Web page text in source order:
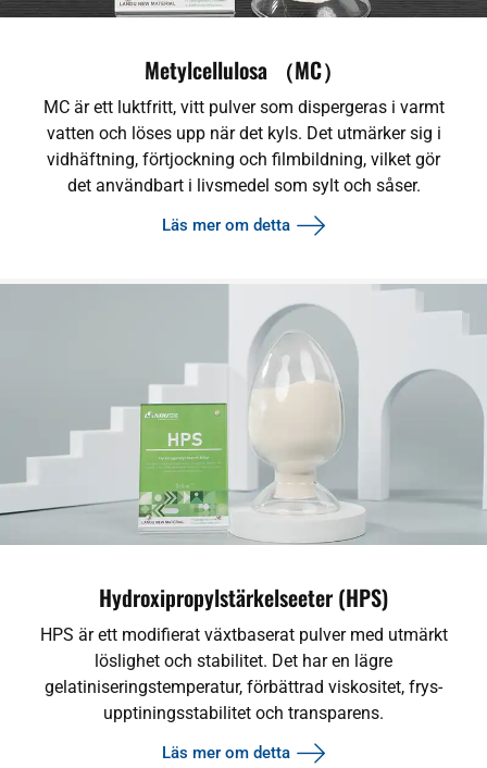
Metylcellulosa （MC）
MC är ett luktfritt, vitt pulver som dispergeras i varmt
vatten och löses upp när det kyls. Det utmärker sig i
vidhäftning, förtjockning och filmbildning, vilket gör
det användbart i livsmedel som sylt och såser.
Läs mer om detta
Hydroxipropylstärkelseeter (HPS)
HPS är ett modifierat växtbaserat pulver med utmärkt
löslighet och stabilitet. Det har en lägre
gelatiniseringstemperatur, förbättrad viskositet, frys-
upptiningsstabilitet och transparens.
Läs mer om detta